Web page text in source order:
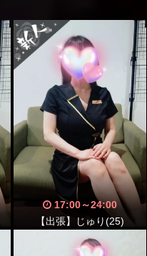
17:00～24:00
【出張】じゅり(25)